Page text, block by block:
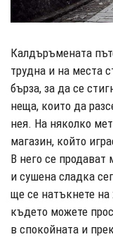
Калдъръмената
трудна и на места
бърза, за да се
неща, които да
нея. На няколко
магазин, който
В него се продават
и сушена сладка
ще се натъкнете на
където можете
в спокойната и